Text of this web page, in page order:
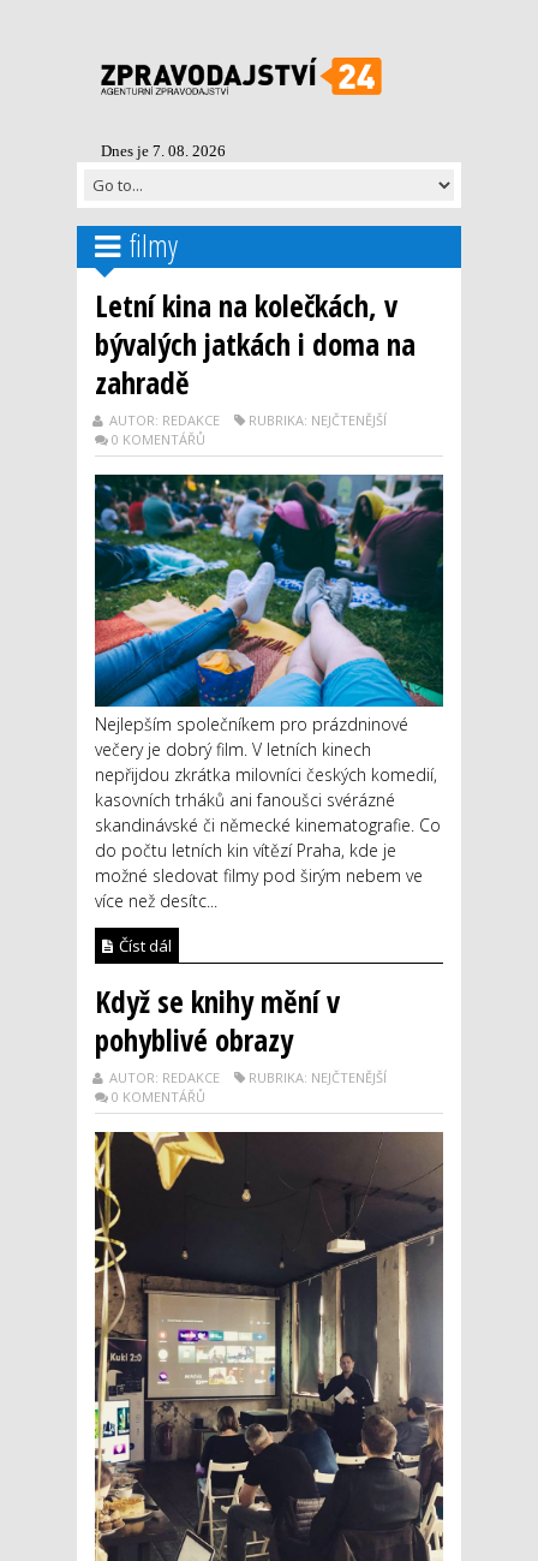
Dnes je 7. 08. 2026
filmy
Letní kina na kolečkách, v
bývalých jatkách i doma na
zahradě
AUTOR: REDAKCE
RUBRIKA: NEJČTENĚJŠÍ
0 KOMENTÁŘŮ
Nejlepším společníkem pro prázdninové
večery je dobrý film. V letních kinech
nepřijdou zkrátka milovníci českých komedií,
kasovních trháků ani fanoušci svérázné
skandinávské či německé kinematografie. Co
do počtu letních kin vítězí Praha, kde je
možné sledovat filmy pod širým nebem ve
více než desítc...
Číst dál
Když se knihy mění v
pohyblivé obrazy
AUTOR: REDAKCE
RUBRIKA: NEJČTENĚJŠÍ
0 KOMENTÁŘŮ